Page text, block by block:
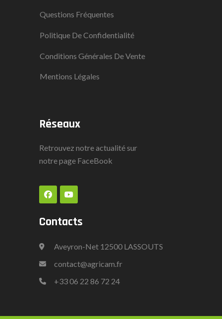
Questions Fréquentes
Politique De Confidentialité
Conditions Générales De Vente
Mentions Légales
Réseaux
Retrouvez notre actualité sur
notre page FaceBook
Contacts
Aveyron-Net 12500 LASSOUTS
contact@agricam.fr
+3306 22 86 72 24